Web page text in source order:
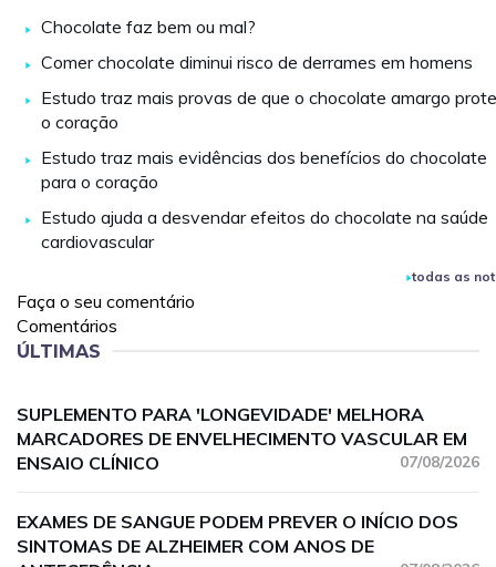
Chocolate faz bem ou mal?
Comer chocolate diminui risco de derrames em homens
Estudo traz mais provas de que o chocolate amargo
o coração
Estudo traz mais evidências dos benefícios do chocolate
para o coração
Estudo ajuda a desvendar efeitos do chocolate na saúde
cardiovascular
todas as
Faça o seu comentário
Comentários
ÚLTIMAS
SUPLEMENTO PARA 'LONGEVIDADE' MELHORA
MARCADORES DE ENVELHECIMENTO VASCULAR EM
ENSAIO CLÍNICO
07/08/2026
EXAMES DE SANGUE PODEM PREVER O INÍCIO DOS
SINTOMAS DE ALZHEIMER COM ANOS DE